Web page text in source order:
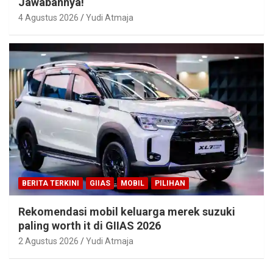
4 Agustus 2026 Yudi Atmaja
BERITA TERKINI GIIAS MOBIL PILIHAN
Rekomendasi mobil keluarga merek suzuki
paling worth it di GIIAS 2026
2 Agustus 2026 Yudi Atmaja